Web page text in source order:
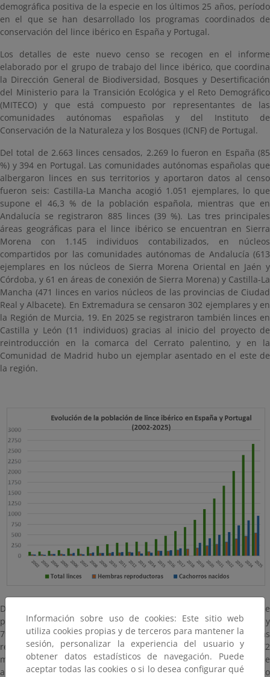
demográfica positiva de la especie en los últimos 25 años, período
en el que se han desarrollado los programas coordinados de
conservación del lince ibérico en España y Portugal.
Los detalles de este nuevo censo se recogen en el informe
elaborado por el grupo de trabajo del lince ibérico, que coordina
la Dirección General de Biodiversidad, Bosques y Desertificación
del Ministerio para la Transición Ecológica y el Reto Demográfico
(MITECO) y que está compuesto por representantes de las
comunidades autónomas españolas y del Instituto de
Conservación de la Naturaleza y los Bosques (ICNF) de Portugal.
Del total de 2.663 linces censados, 2.269 lo fueron en España (85
%) y 394 en Portugal. Las comunidades autónomas españolas que
albergaron linces en sus territorios y aportaron datos al censo
fueron seis: Castilla-La Mancha acogió 1.051 ejemplares, lo que
supone el 46,3 % de la población española, mientras que en
Andalucía se registraron 885 linces (39 %). Las tres principales
áreas geográficas para el lince ibérico se encuentran en Sierra
Morena con 1.145 individuos contabilizados, en núcleos
compartidos por las comunidades autónomas de Andalucía (613
ejemplares en los núcleos de Sierra Morena Oriental en Jaén y
Córdoba, y 61 en áreas de conexión de Sierra Morena) y Castilla-La
Mancha (471 linces en varios núcleos de las provincias de Ciudad
Real y Albacete). En Extremadura se censaron 302 ejemplares y en
la Región de Murcia, 19. En 2025 se registraron también linces en
Castilla y León (11 individuos) gracias al inicio del proyecto de
reintroducción en la comarca del Cerrato palentino, y en la
Comunidad de Madrid hubo un ejemplar asentado en el este de
la región.
Del total censado, 1.711 linces fueron adultos o subadultos que
presentaron una distribución de sexos equilibrada (824 machos y
791 hembras que pudieron ser sexadas). El número de hembras
reproductoras o territoriales en 2025 ascendió a 542, que son 72
más que en 2024. Este número de hembras reproductoras se
aproxima cada año más a las 750 que se considera como hito
Información sobre uso de cookies: Este sitio web
utiliza cookies propias y de terceros para mantener la
sesión, personalizar la experiencia del usuario y
obtener datos estadísticos de navegación. Puede
aceptar todas las cookies o si lo desea configurar qué